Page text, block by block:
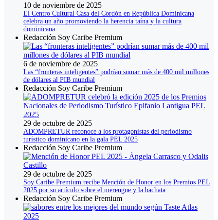
10 de noviembre de 2025
El Centro Cultural Casa del Cordón en República Dominicana
celebra un año promoviendo la herencia taína y la cultura
dominicana
Redacción Soy Caribe Premium
6 de noviembre de 2025
Las “fronteras inteligentes” podrían sumar más de 400 mil millones
de dólares al PIB mundial
Redacción Soy Caribe Premium
29 de octubre de 2025
ADOMPRETUR reconoce a los protagonistas del periodismo
turístico dominicano en la gala PEL 2025
Redacción Soy Caribe Premium
29 de octubre de 2025
Soy Caribe Premium recibe Mención de Honor en los Premios PEL
2025 por su artículo sobre el merengue y la bachata
Redacción Soy Caribe Premium